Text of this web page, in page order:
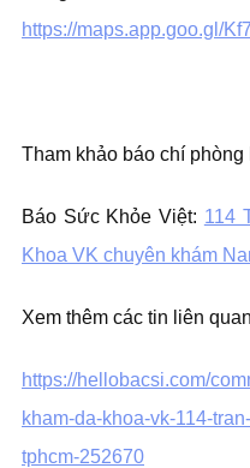
https://maps.app.goo.gl/
Tham khảo báo chí phòng
Báo Sức Khỏe Việt: 114
Khoa VK chuyên khám
Xem thêm các tin liên
https://hellobacsi.com/
kham-da-khoa-vk-114-
tphcm-252670